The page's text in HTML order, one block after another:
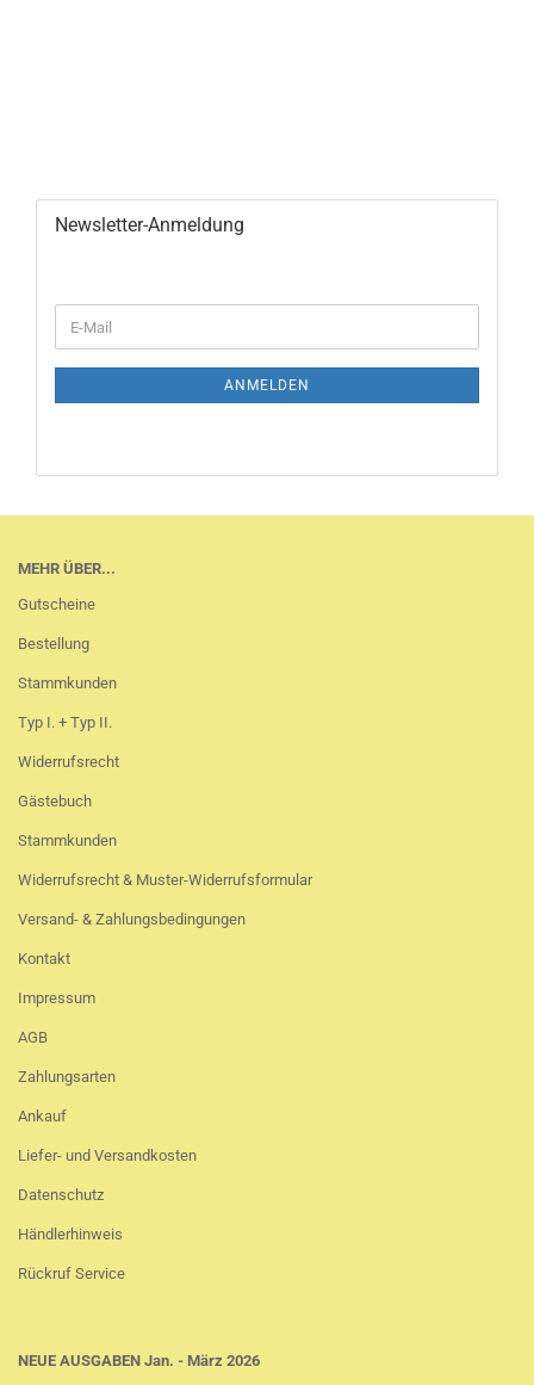
Newsletter-Anmeldung
ZUR
E-
Mail
ANMELDEN
MEHR ÜBER...
Gutscheine
Bestellung
Stammkunden
Typ I. + Typ II.
Widerrufsrecht
Gästebuch
Stammkunden
Widerrufsrecht & Muster-Widerrufsformular
Versand- & Zahlungsbedingungen
Kontakt
Impressum
AGB
Zahlungsarten
Ankauf
Liefer- und Versandkosten
Datenschutz
Händlerhinweis
Rückruf Service
NEUE AUSGABEN Jan. - März 2026